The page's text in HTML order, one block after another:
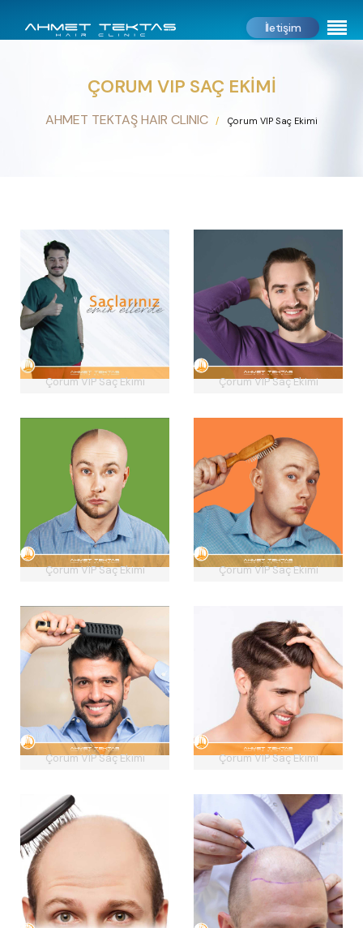
İletişim
ÇORUM VIP SAÇ EKIMI
AHMET TEKTAŞ HAIR CLINIC Çorum VIP Saç Ekimi
Çorum VIP Saç Ekimi Çorum VIP Saç Ekimi
Çorum VIP Saç Ekimi Çorum VIP Saç Ekimi
Çorum VIP Saç Ekimi Çorum VIP Saç Ekimi